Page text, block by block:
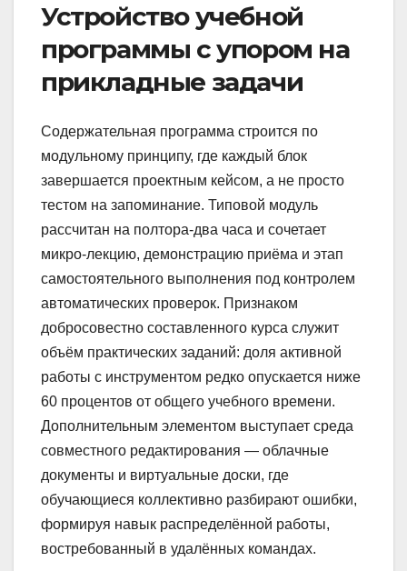
Устройство учебной
программы с упором на
прикладные задачи
Содержательная программа строится по
модульному принципу, где каждый блок
завершается проектным кейсом, а не просто
тестом на запоминание. Типовой модуль
рассчитан на полтора-два часа и сочетает
микро-лекцию, демонстрацию приёма и этап
самостоятельного выполнения под контролем
автоматических проверок. Признаком
добросовестно составленного курса служит
объём практических заданий: доля активной
работы с инструментом редко опускается ниже
60 процентов от общего учебного времени.
Дополнительным элементом выступает среда
совместного редактирования — облачные
документы и виртуальные доски, где
обучающиеся коллективно разбирают ошибки,
формируя навык распределённой работы,
востребованный в удалённых командах.